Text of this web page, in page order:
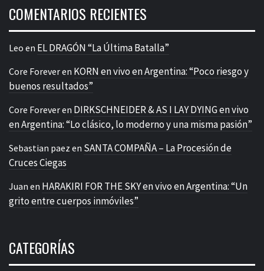
COMENTARIOS RECIENTES
Leo en EL DRAGÓN “La Última Batalla”
Core Foreveren KORN en vivo en Argentina: “Poco riesgo y
buenos resultados”
Core Foreveren DIRKSCHNEIDER & AS I LAY DYING en vivo
en Argentina: “Lo clásico, lo moderno y una misma pasión”
Sebastian paez en SANTA COMPAÑA – La Procesión de
Cruces Ciegas
Juan en HARAKIRI FOR THE SKY en vivo en Argentina: “Un
grito entre cuerpos inmóviles”
CATEGORÍAS